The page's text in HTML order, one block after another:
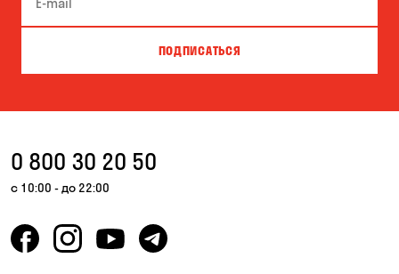
ПОДПИСАТЬСЯ
0 800 30 20 50
с 10:00 - до 22:00